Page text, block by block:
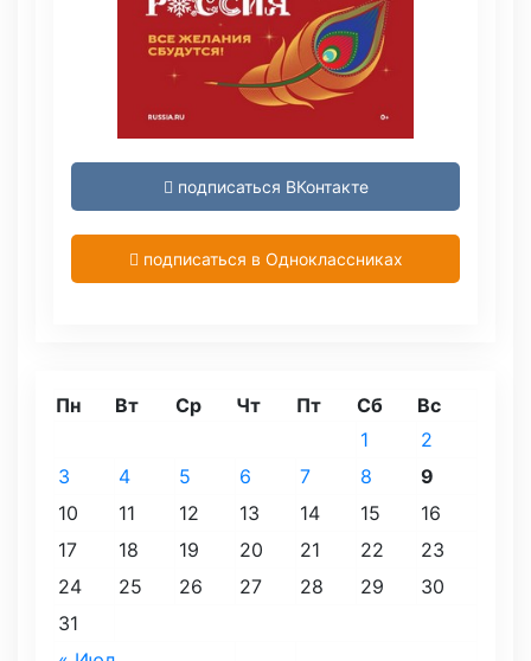
подписаться ВКонтакте
подписаться в Одноклассниках
Пн Вт Ср Чт Пт Сб Вс
1
2
3
4 5 6 7 8
9
10
11 12 13 14 15
16
17
18 19 20 21 22
23
24
25 26 27 28 29
30
31